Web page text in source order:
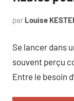
par Louise
Se lancer dans
souvent perçu
Entre le besoin